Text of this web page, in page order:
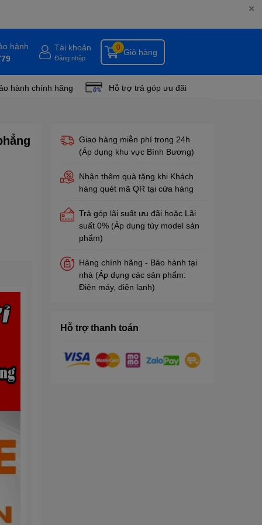
✕
hành
Tài khoản
Đăng nhập
Giỏ hàng
0
hành chính hãng Hỗ trợ trả góp ưu đãi
Giao hàng miễn phí trong 24h
(Áp dụng khu vực Bình Bương)
Nhận thêm quà tặng khi Khách
hàng quét mã QR tại cửa hàng
Trả góp lãi suất ưu đãi hoặc Lãi
suất 0% (Áp dụng tùy model sản
phẩm)
Hàng chính hãng - Bảo hành tại
nhà (Áp dụng các sản phẩm:
Điện máy, điện lạnh)
Hỗ trợ thanh toán